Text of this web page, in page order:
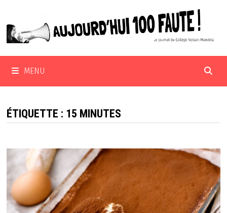
contenu
MENU
ÉTIQUETTE : 15 MINUTES